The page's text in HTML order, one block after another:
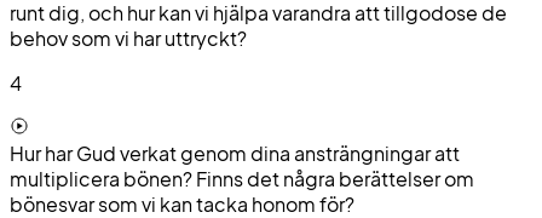
runt dig, och hur kan vi hjälpa varandra att tillgodose de
behov som vi har uttryckt?
4
Hur har Gud verkat genom dina ansträngningar att
multiplicera bönen? Finns det några berättelser om
bönesvar som vi kan tacka honom för?